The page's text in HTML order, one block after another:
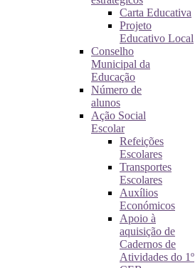
Carta Educativa
Projeto
Educativo Local
Conselho
Municipal da
Educação
Número de
alunos
Ação Social
Escolar
Refeições
Escolares
Transportes
Escolares
Auxílios
Económicos
Apoio à
aquisição de
Cadernos de
Atividades do 1º